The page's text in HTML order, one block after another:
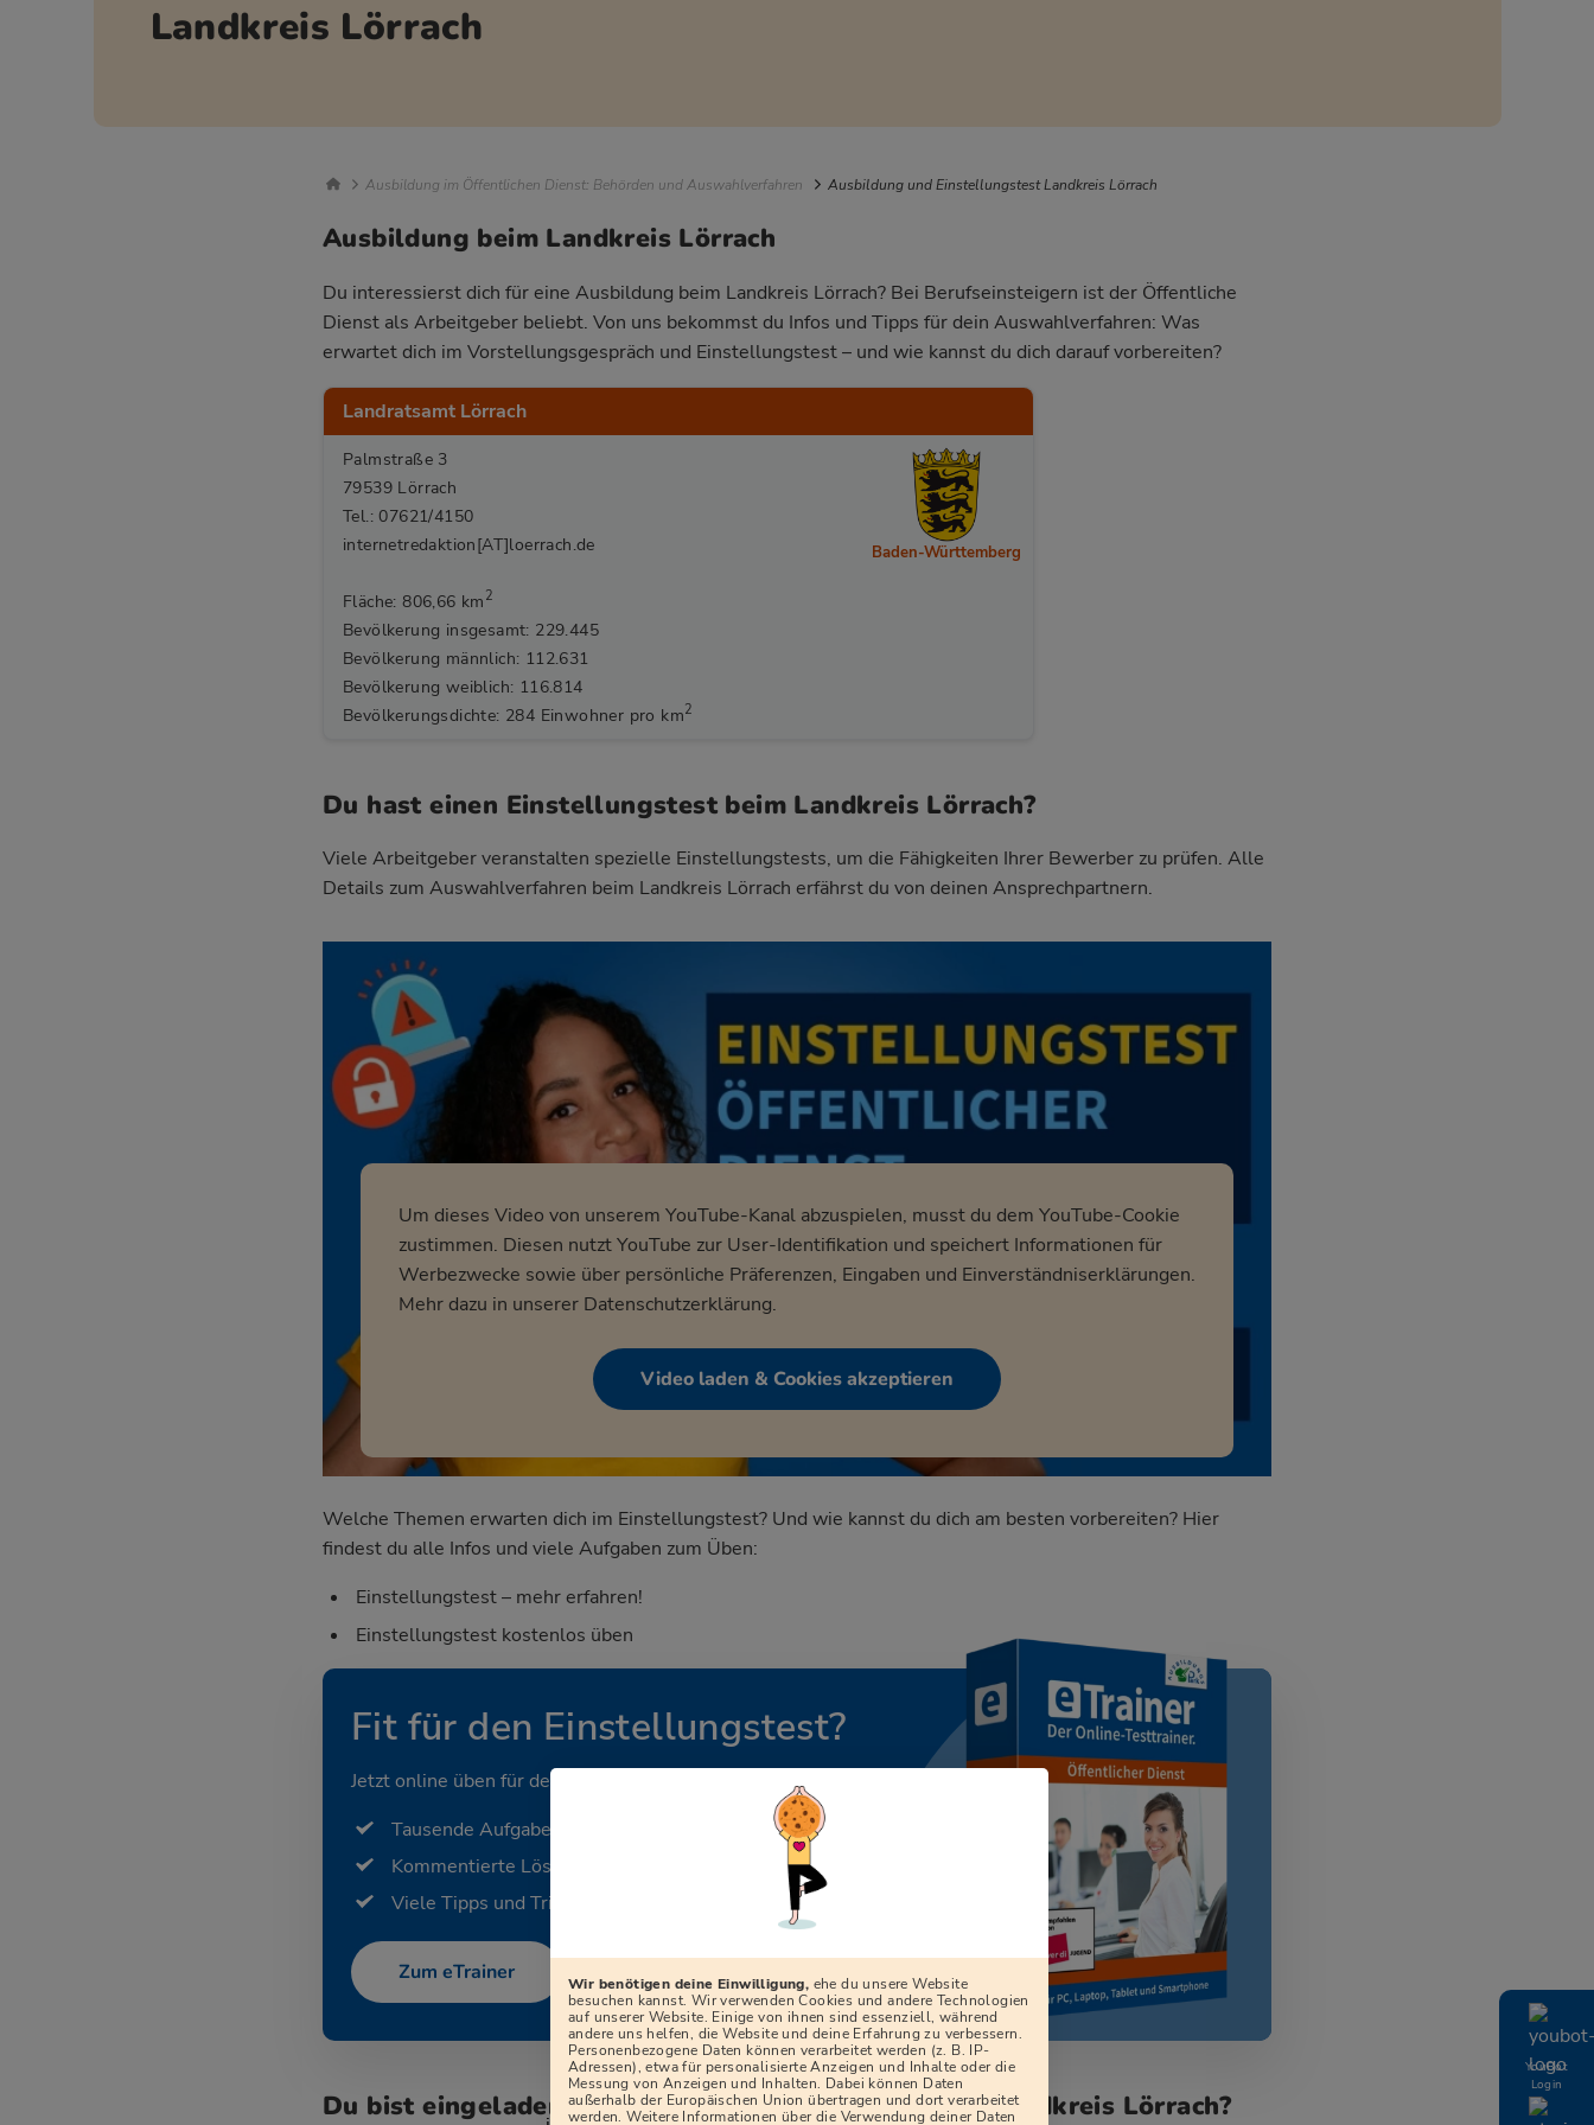
YouBot
Login
Landkreis Lörrach
Breadcrumb Navigation
Ausbildung im Öffentlichen Dienst: Behörden und Auswahlverfahren Ausbildung und Einstellungstest Landkreis Lörrach
Ausbildung beim Landkreis Lörrach
Du interessierst dich für eine Ausbildung beim Landkreis Lörrach? Bei Berufseinsteigern ist der Öffentliche
Dienst als Arbeitgeber beliebt. Von uns bekommst du Infos und Tipps für dein Auswahlverfahren: Was
erwartet dich im Vorstellungsgespräch und Einstellungstest – und wie kannst du dich darauf vorbereiten?
Landratsamt Lörrach
Palmstraße 3
79539 Lörrach
Tel.: 07621/4150
internetredaktion[AT]loerrach.de
Fläche: 806,66 km 2
Bevölkerung insgesamt: 229.445
Bevölkerung männlich: 112.631
Bevölkerung weiblich: 116.814
Bevölkerungsdichte: 284 Einwohner pro km2
Baden-Württemberg
Du hast einen Einstellungstest beim Landkreis Lörrach?
Viele Arbeitgeber veranstalten spezielle Einstellungstests, um die Fähigkeiten Ihrer Bewerber zu prüfen. Alle
Details zum Auswahlverfahren beim Landkreis Lörrach erfährst du von deinen Ansprechpartnern.
Um dieses Video von unserem YouTube-Kanal abzuspielen, musst du dem YouTube-Cookie
zustimmen. Diesen nutzt YouTube zur User-Identifikation und speichert Informationen für
Werbezwecke sowie über persönliche Präferenzen, Eingaben und Einverständniserklärungen.
Mehr dazu in unserer Datenschutzerklärung.
Video laden & Cookies akzeptieren
Welche Themen erwarten dich im Einstellungstest? Und wie kannst du dich am besten vorbereiten? Hier
findest du alle Infos und viele Aufgaben zum Üben:
Einstellungstest – mehr erfahren!
Einstellungstest kostenlos üben
Fit für den Einstellungstest?
Jetzt online üben für deinen Beruf.
Tausende Aufgaben
Kommentierte Lösungen
Viele Tipps und Tricks
Zum eTrainer
Du bist eingeladen zum Vorstellungsgespräch beim Landkreis Lörrach?
Wir benötigen deine Einwilligung, ehe du unsere Website
besuchen kannst. Wir verwenden Cookies und andere Technologien
auf unserer Website. Einige von ihnen sind essenziell, während
andere uns helfen, die Website und deine Erfahrung zu verbessern.
Personenbezogene Daten können verarbeitet werden (z. B. IP-
Adressen), etwa für personalisierte Anzeigen und Inhalte oder die
Messung von Anzeigen und Inhalten. Dabei können Daten
außerhalb der Europäischen Union übertragen und dort verarbeitet
werden. Weitere Informationen über die Verwendung deiner Daten